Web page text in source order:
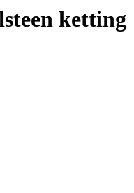
ketting